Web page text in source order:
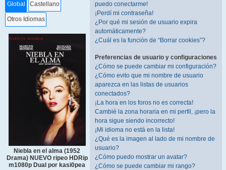
Global Castellano
Otros Idiomas
Niebla en el alma (1952
Drama) NUEVO ripeo HDRip
m1080p Dual por kasi0pea
puedo conectarme!
¡Perdí mi contraseña!
¿Por qué mi sesión de usuario expira
automáticamente?
¿Cuál es la función de “Borrar cookies”?
Preferencias de usuario y configuraciones
¿Cómo se puede cambiar mi configuración?
¿Cómo evito que mi nombre de usuario
aparezca en las listas de usuarios
conectados?
¡La hora en los foros no es correcta!
Cambié la zona horaria en mi perfil, ¡pero la
hora sigue siendo incorrecto!
¡Mi idioma no está en la lista!
¿Qué es la imagen al lado de mi nombre de
usuario?
¿Cómo puedo mostrar un avatar?
¿Cómo se puede cambiar mi rango?